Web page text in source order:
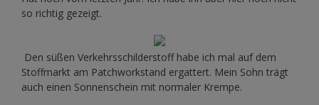
so richtig gezeigt.
Den süßen Verkehrsschilderstoff habe ich mal auf dem
Stoffmarkt am Patchworkstand ergattert. Mein Sohn trägt
auch einen Sonnenschein mit normaler Krempe.